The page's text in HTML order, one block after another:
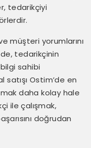
tedarikçiyi
müşteri yorumlarını
tedarikçinin
sahibi
Ostim’de en
daha kolay hale
ile çalışmak,
doğrudan